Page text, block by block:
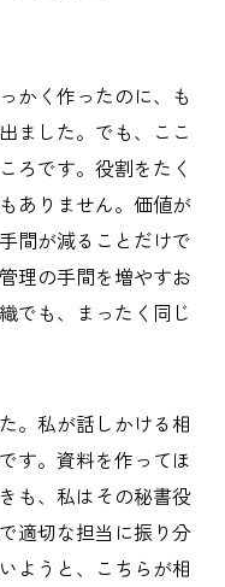
かく作ったのに、も
ました。でも、ここ
ろです。役割をたく
ありません。価値が
間が減ることだけで
理の手間を増やすお
でも、まったく同じ
。私が話しかける相
す。資料を作ってほ
も、私はその秘書役
適切な担当に振り分
ようと、こちらが相